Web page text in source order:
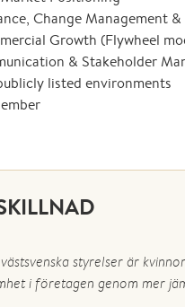
Change Management
Growth (Flywheel
& Stakeholder
listed environments
styrelser är
i företagen genom mer